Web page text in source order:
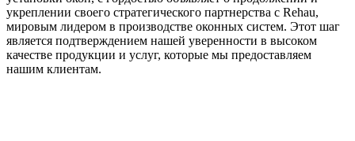
укреплении своего стратегического партнерства с Rehau,
мировым лидером в производстве оконных систем. Этот шаг
является подтверждением нашей уверенности в высоком
качестве продукции и услуг, которые мы предоставляем
нашим клиентам.